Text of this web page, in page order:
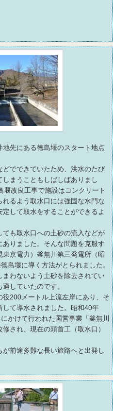
先にある徳島堰のスタート地点
でできていたため、洪水のたび
まうこともしばしばありまし
改良工事で施設はコンクリート
るよう取水口には強固な水門な
して取水をすることができるよ
ても取水口への土砂の流入などが
りました。そんな問題を克服す
京電力）釜無川第三発電所（昭
島堰に導く方法がとられました。
わないよう土砂を除去されてい
していたのです。
200メートル上流左岸にあり、そ
て導水されました。昭和40年
かけて行われた国営事業「釜無川
され、現在の頭首工（取水口）
前途多難な長い旅路へと出発し